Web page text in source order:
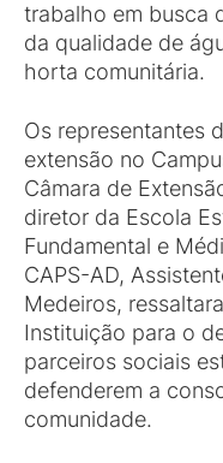
trabalho em busca
da qualidade de
horta comunitária.
Os representantes
extensão no
Câmara de
diretor da Escola
Fundamental e
CAPS-AD,
Medeiros,
Instituição para o
parceiros sociais
defenderem a
comunidade.